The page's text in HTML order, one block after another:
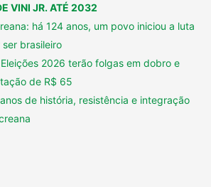
VINI JR. ATÉ 2032
há 124 anos, um povo iniciou a luta
brasileiro
2026 terão folgas em dobro e
de R$ 65
de história, resistência e integração